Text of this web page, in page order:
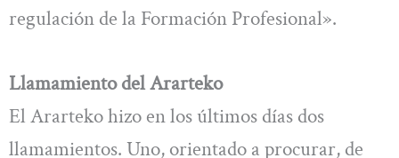
regulación de la Formación Profesional».
Llamamiento del Ararteko
El Ararteko hizo en los últimos días dos
llamamientos. Uno, orientado a procurar, de